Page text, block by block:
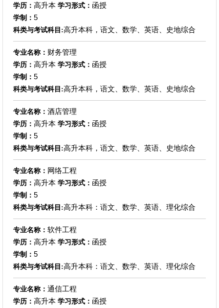
学历： 高升本 学习形式： 函授
学制： 5
科类与考试科目:高升本科，语文、数学、英语、史地综合
专业名称： 财务管理
学历： 高升本 学习形式： 函授
学制： 5
科类与考试科目:高升本科，语文、数学、英语、史地综合
专业名称： 酒店管理
学历： 高升本 学习形式： 函授
学制： 5
科类与考试科目:高升本科，语文、数学、英语、史地综合
专业名称： 网络工程
学历： 高升本 学习形式： 函授
学制： 5
科类与考试科目:高升本科：语文、数学、英语、理化综合
专业名称： 软件工程
学历： 高升本 学习形式： 函授
学制： 5
科类与考试科目:高升本科：语文、数学、英语、理化综合
专业名称： 通信工程
学历： 高升本 学习形式： 函授